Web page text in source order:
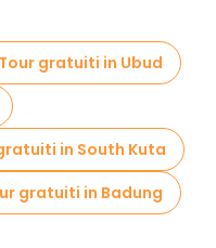
Tour gratuiti in Ubud
in South Kuta
gratuiti in Badung